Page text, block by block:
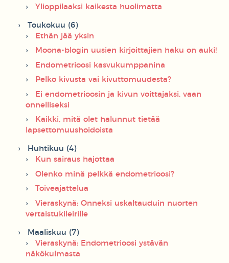
Ylioppilaaksi kaikesta huolimatta
Toukokuu (6)
Ethän jää yksin
Moona-blogin uusien kirjoittajien haku on auki!
Endometrioosi kasvukumppanina
Pelko kivusta vai kivuttomuudesta?
Ei endometrioosin ja kivun voittajaksi, vaan
onnelliseksi
Kaikki, mitä olet halunnut tietää
lapsettomuushoidoista
Huhtikuu (4)
Kun sairaus hajottaa
Olenko minä pelkkä endometrioosi?
Toiveajattelua
Vieraskynä: Onneksi uskaltauduin nuorten
vertaistukileirille
Maaliskuu (7)
Vieraskynä: Endometrioosi ystävän
näkökulmasta